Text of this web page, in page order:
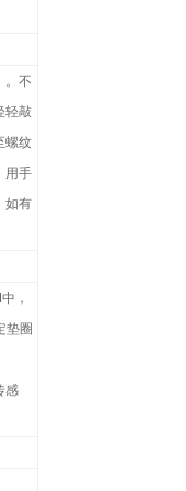
。不
轻敲
螺纹
用手
如有
中，
垫圈
感